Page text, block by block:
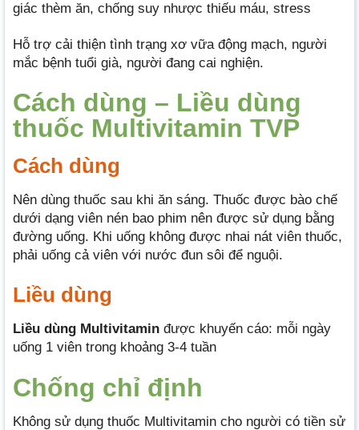
giác thèm ăn, chống suy nhược thiếu máu, stress
Hỗ trợ cải thiện tình trạng xơ vữa động mạch, người
mắc bệnh tuổi già, người đang cai nghiện.
Cách dùng – Liều dùng
thuốc Multivitamin TVP
Cách dùng
Nên dùng thuốc sau khi ăn sáng. Thuốc được bào chế
dưới dạng viên nén bao phim nên được sử dụng bằng
đường uống. Khi uống không được nhai nát viên thuốc,
phải uống cả viên với nước đun sôi để nguội.
Liều dùng
Liều dùng Multivitamin được khuyến cáo: mỗi ngày
uống 1 viên trong khoảng 3-4 tuần
Chống chỉ định
Không sử dụng thuốc Multivitamin cho người có tiền sử